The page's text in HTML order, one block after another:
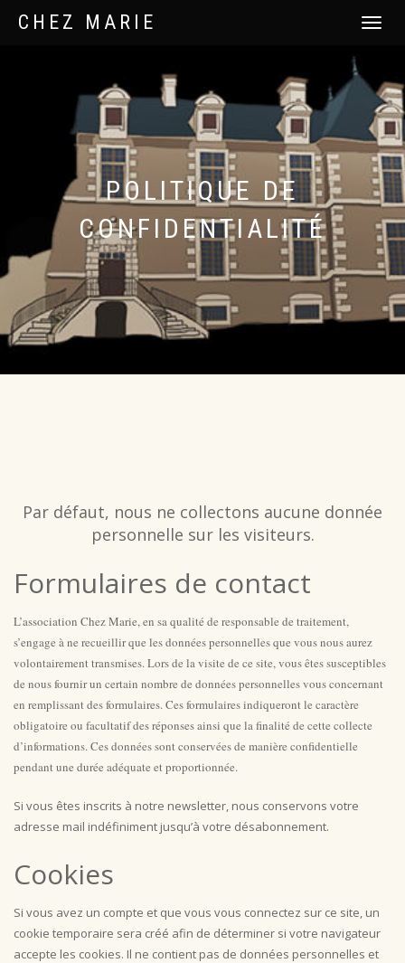
CHEZ MARIE
DÉPLIER
POLITIQUE DE
CONFIDENTIALITÉ
Par défaut, nous ne collectons aucune donnée
personnelle sur les visiteurs.
Formulaires de contact
L’association Chez Marie, en sa qualité de responsable de traitement,
s’engage à ne recueillir que les données personnelles que vous nous aurez
volontairement transmises. Lors de la visite de ce site, vous êtes susceptibles
de nous fournir un certain nombre de données personnelles vous concernant
en remplissant des formulaires. Ces formulaires indiqueront le caractère
obligatoire ou facultatif des réponses ainsi que la finalité de cette collecte
d’informations. Ces données sont conservées de manière confidentielle
pendant une durée adéquate et proportionnée.
Si vous êtes inscrits à notre newsletter, nous conservons votre
adresse mail indéfiniment jusqu’à votre désabonnement.
Cookies
Si vous avez un compte et que vous vous connectez sur ce site, un
cookie temporaire sera créé afin de déterminer si votre navigateur
accepte les cookies. Il ne contient pas de données personnelles et